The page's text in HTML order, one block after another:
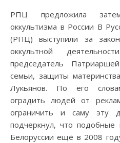
РПЦ предложила затем запретить практику
оккультизма в России В
(РПЦ) выступили за
оккультной
председатель
семьи, защиты
Лукьянов. По его
оградить людей от
ограничить и саму эту
подчеркнул, что
Белоруссии ещё в 2008